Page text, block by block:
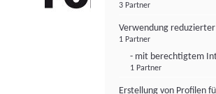
3 Partner
Verwendung
1 Partner
- mit berechtigtem
1 Partner
Erstellung von Profilen
FONDS professionell